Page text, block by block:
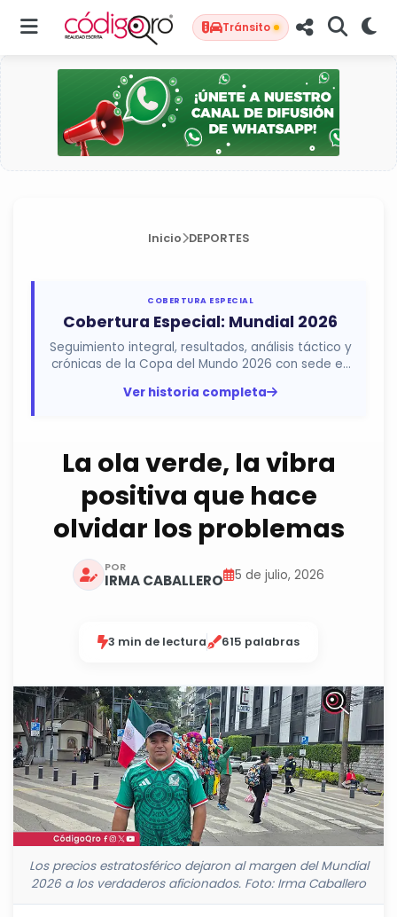
Tránsito
Inicio DEPORTES
COBERTURA ESPECIAL
Cobertura Especial: Mundial 2026
Seguimiento integral, resultados, análisis táctico y
crónicas de la Copa del Mundo 2026 con sede en
Ver historia completa
La ola verde, la vibra
positiva que hace
olvidar los problemas
POR
IRMA CABALLERO 5 de julio, 2026
3 min de lectura 615 palabras
Los precios estratosférico dejaron al margen del Mundial
2026 a los verdaderos aficionados. Foto: Irma Caballero